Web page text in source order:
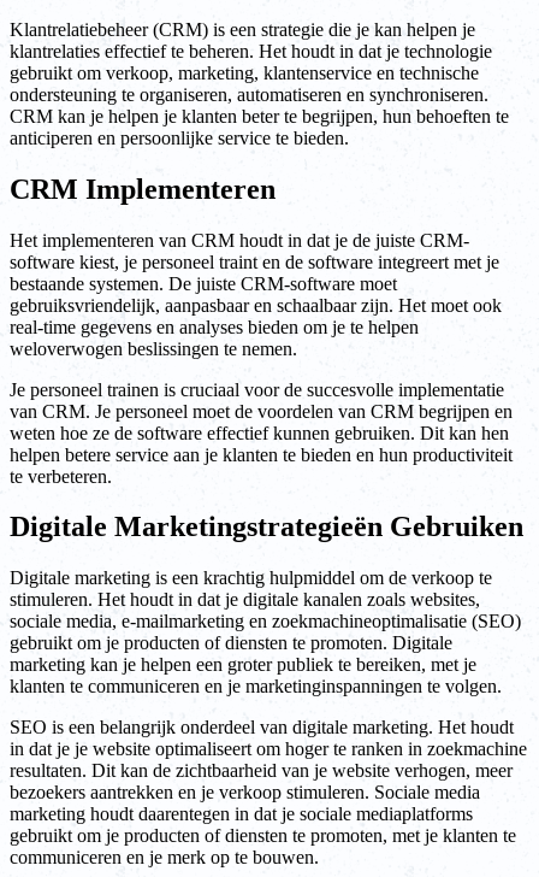
Klantrelatiebeheer (CRM) is een strategie die je kan helpen je
klantrelaties effectief te beheren. Het houdt in dat je technologie
gebruikt om verkoop, marketing, klantenservice en technische
ondersteuning te organiseren, automatiseren en synchroniseren.
CRM kan je helpen je klanten beter te begrijpen, hun behoeften te
anticiperen en persoonlijke service te bieden.
CRM Implementeren
Het implementeren van CRM houdt in dat je de juiste CRM-
software kiest, je personeel traint en de software integreert met je
bestaande systemen. De juiste CRM-software moet
gebruiksvriendelijk, aanpasbaar en schaalbaar zijn. Het moet ook
real-time gegevens en analyses bieden om je te helpen
weloverwogen beslissingen te nemen.
Je personeel trainen is cruciaal voor de succesvolle implementatie
van CRM. Je personeel moet de voordelen van CRM begrijpen en
weten hoe ze de software effectief kunnen gebruiken. Dit kan hen
helpen betere service aan je klanten te bieden en hun productiviteit
te verbeteren.
Digitale Marketingstrategieën Gebruiken
Digitale marketing is een krachtig hulpmiddel om de verkoop te
stimuleren. Het houdt in dat je digitale kanalen zoals websites,
sociale media, e-mailmarketing en zoekmachineoptimalisatie (SEO)
gebruikt om je producten of diensten te promoten. Digitale
marketing kan je helpen een groter publiek te bereiken, met je
klanten te communiceren en je marketinginspanningen te volgen.
SEO is een belangrijk onderdeel van digitale marketing. Het houdt
in dat je je website optimaliseert om hoger te ranken in zoekmachine
resultaten. Dit kan de zichtbaarheid van je website verhogen, meer
bezoekers aantrekken en je verkoop stimuleren. Sociale media
marketing houdt daarentegen in dat je sociale mediaplatforms
gebruikt om je producten of diensten te promoten, met je klanten te
communiceren en je merk op te bouwen.